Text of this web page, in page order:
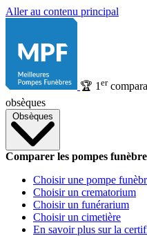
Aller au contenu principal
🏆 1 er
obsèques
Obsèques
Comparer les pompes
Choisir une pompe
Choisir un crematorium
Choisir un funérarium
Choisir un cimetière
En savoir plus sur la